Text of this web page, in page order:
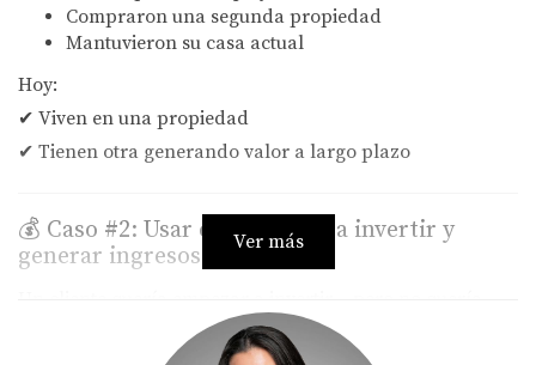
Compraron una segunda propiedad
Mantuvieron su casa actual
Hoy:
✔ Viven en una propiedad
✔ Tienen otra generando valor a largo plazo
💰 Caso #2: Usar el equity para invertir y
generar ingresos
Ver más